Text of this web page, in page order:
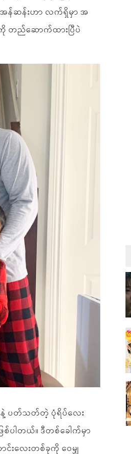
အန်ဆန်းဟာ လက်ရှိမှာ အ
ကို တည်ဆောက်ထားပြီပဲ
နဲ့ ပတ်သတ်တဲ့ ပုံရိပ်လေး
ပါတယ်။ ဒီတစ်ခေါက်မှာ
လေးတစ်ခုကို ဝေမျှ